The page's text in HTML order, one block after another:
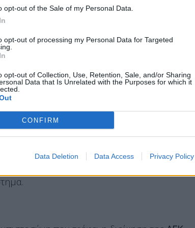
opt-out of the Sale of my Personal Data.
opt-out of processing my Personal Data for Targeted
opt-out of Collection, Use, Retention, Sale, and/or Sharing
Data that Is Unrelated with the Purposes for which it
CONFIRM
Data Deletion Data Access Privacy Policy
τους ποδοσφαιριστές και τον κόσμο της
να προέκυψε από συλλόγους του εξωτερικού,
στην προοπτική τηςΑΕΚ.
των δύο πλευρών βρίσκονταν εδώ και
συμφωνία θεωρείται οριστική, με τον
διαδικασίες και τις υπογραφές.
συμβόλαιο διάρκειας έως το2029,
στην ομάδα. Αν και το υπάρχον συμβόλαιό